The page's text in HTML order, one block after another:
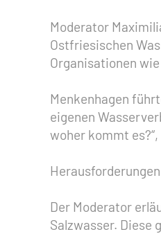
Moderator
Ostfriesischen
Organisationen
Menkenhagen
eigenen
woher kommt
Der Moderator
Salzwasser. Diese